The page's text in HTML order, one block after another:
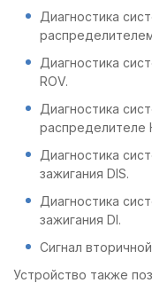
Диагностика
Диагностика
ROV.
Диагностика
распределителе
Диагностика
зажигания DIS.
Диагностика
зажигания DI.
Сигнал
Устройство также